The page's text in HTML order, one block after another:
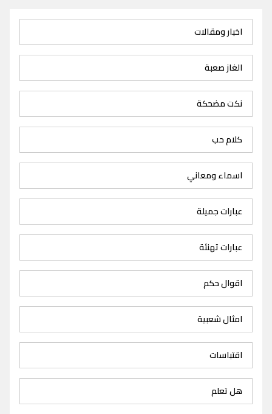
اخبار ومقالات
الغاز صعبة
نكت مضحكة
كلام حب
اسماء ومعاني
عبارات جميلة
عبارات تهنئة
اقوال حكم
امثال شعبية
اقتباسات
هل تعلم